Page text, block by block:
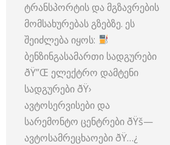
ტრანსპორტის და მგზავრების
მომსახურებას გზებზე. ეს
შეიძლება იყოს:
ბენზინგასამართი სადგურები
ðŸ”Œ ელექტრო დამტენი
სადგურები ðŸ›
ავტოსერვისები და
სარემონტო ცენტრები ðŸš—
ავტოსამრეცხაოები ðŸ…¿